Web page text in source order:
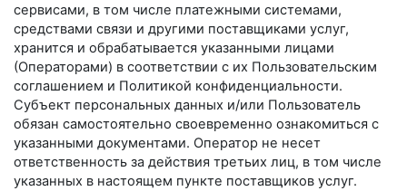
сервисами, в том числе платежными системами,
средствами связи и другими поставщиками услуг,
хранится и обрабатывается указанными лицами
(Операторами) в соответствии с их Пользовательским
соглашением и Политикой конфиденциальности.
Субъект персональных данных и/или Пользователь
обязан самостоятельно своевременно ознакомиться с
указанными документами. Оператор не несет
ответственность за действия третьих лиц, в том числе
указанных в настоящем пункте поставщиков услуг.